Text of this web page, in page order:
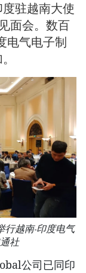
度驻越南大使
面会。数百
电气电子制
行越南-印度电气
社
公司已同印